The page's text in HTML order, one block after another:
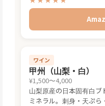
ワイン
甲州（山梨・白）
¥1,500〜4,000
山梨原産の日本固有白
ミネラル。刺身・天ぷら